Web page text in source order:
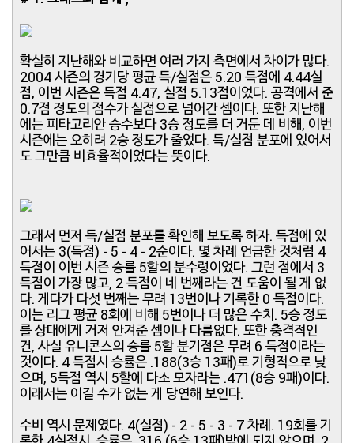
확실히 지난해와 비교하면 여러 가지 측면에서 차이가 많다.
2004 시즌의 경기당 평균 득/실점은 5.20 득점에 4.44실
점, 이번 시즌은 득점 4.47, 실점 5.13점이었다. 공격에서 준
0.7점 정도의 점수가 실점으로 넘어간 셈이다. 또한 지난해
에는 피타고리안 승수보다 3승 정도를 더 거둔 데 비해, 이번
시즌에는 오히려 2승 정도가 줄었다. 득/실점 분포에 있어서
도 그만큼 비효율적이었다는 뜻이다.
그래서 먼저 득/실점 분포를 확인해 보도록 하자. 득점에 있
어서는 3(득점) - 5 - 4 - 2순이다. 몇 차례 언급한 것처럼 4
득점이 이번 시즌 승률 5할의 분수령이었다. 그런 점에서 3
득점이 가장 많고, 2 득점이 네 번째라는 건 도움이 될 게 없
다. 게다가 다섯 번째는 무려 13번이나 기록한 0 득점이다.
이는 리그 평균 8회에 비해 5번이나 더 많은 수치. 5승 정도
를 상대에게 거저 안겨준 셈이나 다름없다. 또한 충격적인
건, 사실 유니콘스의 승률 5할 분기점은 무려 6 득점이라는
것이다. 4 득점시 승률은 .188(3승 13패)로 기형적으로 낮
으며, 5득점 역시 5할에 다소 모자라는 .471(8승 9패)이다.
이래서는 이길 수가 없는 게 당연해 보인다.
수비 역시 문제였다. 4(실점) - 2 - 5 - 3 - 7 차례. 19회를 기